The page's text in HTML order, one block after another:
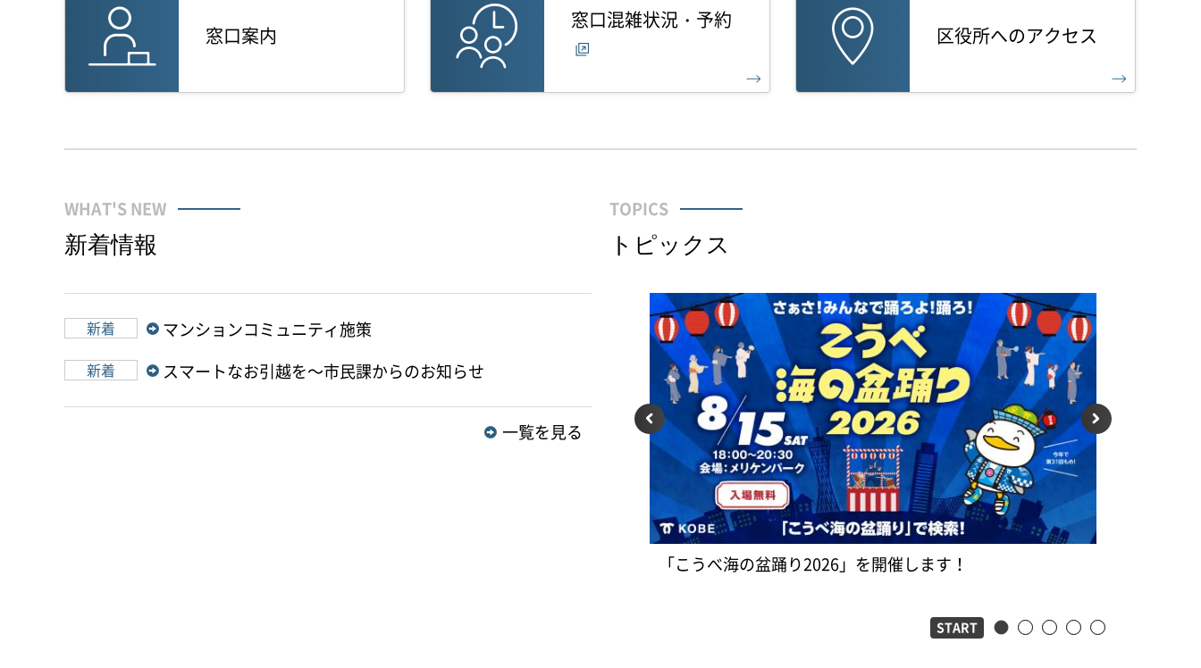
窓口案内
窓口混雑状況・予約
区役所へのアクセス
WHAT'S NEW
新着情報
新着 マンションコミュニティ施策
新着 スマートなお引越を～市民課からのお知らせ
一覧を見る
TOPICS
トピックス
前のスライドを表示
START 1番目のスライドを表示
2番目のスライドを表示
3番目のスライドを表示
4番目のスライドを表
5番目のスライド
「こうべ海の盆踊り2026」を開催します！